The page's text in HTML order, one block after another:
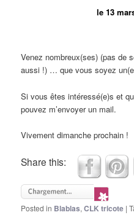
le 13
Venez nombreux(ses) (pas de
aussi !) … que vous soyez
Si vous êtes intéressé(e)s et
pouvez m’envoyer un mail.
Vivement dimanche prochain !
Share this:
Posted in Blablas,CLK tricote |